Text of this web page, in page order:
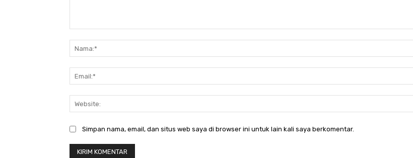
Simpan nama, email, dan situs web saya di browser ini untuk lain kali saya berkomentar.